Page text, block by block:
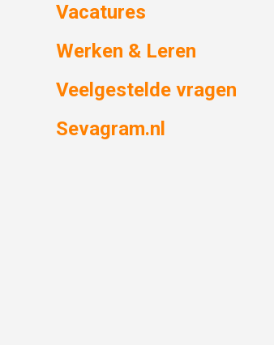
Vacatures
Werken & Leren
Veelgestelde vragen
Sevagram.nl